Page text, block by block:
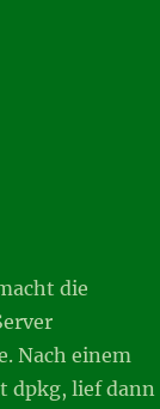
die
Nach einem
dpkg, lief dann